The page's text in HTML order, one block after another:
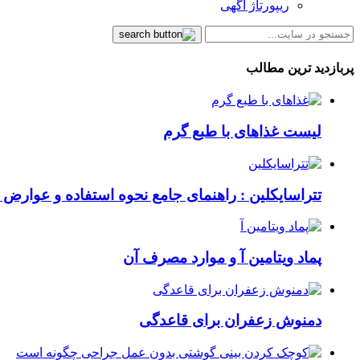
ریپورتاژ آگهی
پربازدید ترین مطالب
لیست غذاهای با طبع گرم
تتراسایکلین : راهنمای جامع نحوه استفاده و عوارض
پماد ویتامین آ و موارد مصرف آن
دمنوش زعفران برای قاعدگی